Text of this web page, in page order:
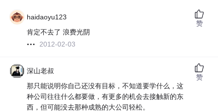
haidaoyu123
肯定不去了 浪费光阴
2012-02-03
赞
深山老叔
那只能说明你自己还没有目标，不知道要学什么，这
种公司往往什么都要做，有更多的机会去接触新的东
西，但可能没去那种成熟的大公司轻松。
赞